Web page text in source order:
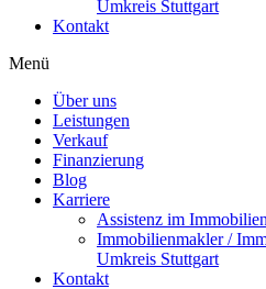
Umkreis Stuttgart
Kontakt
Menü
Über uns
Leistungen
Verkauf
Finanzierung
Blog
Karriere
Assistenz im
Immobilienmakler /
Umkreis Stuttgart
Kontakt